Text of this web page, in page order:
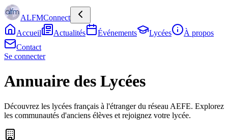
ALFMConnect
Accueil
Actualités Événements Lycées
À propos
Contact
Se connecter
Annuaire des Lycées
Découvrez les lycées français à l'étranger du réseau AEFE. Explorez
les communautés d'anciens élèves et rejoignez votre lycée.